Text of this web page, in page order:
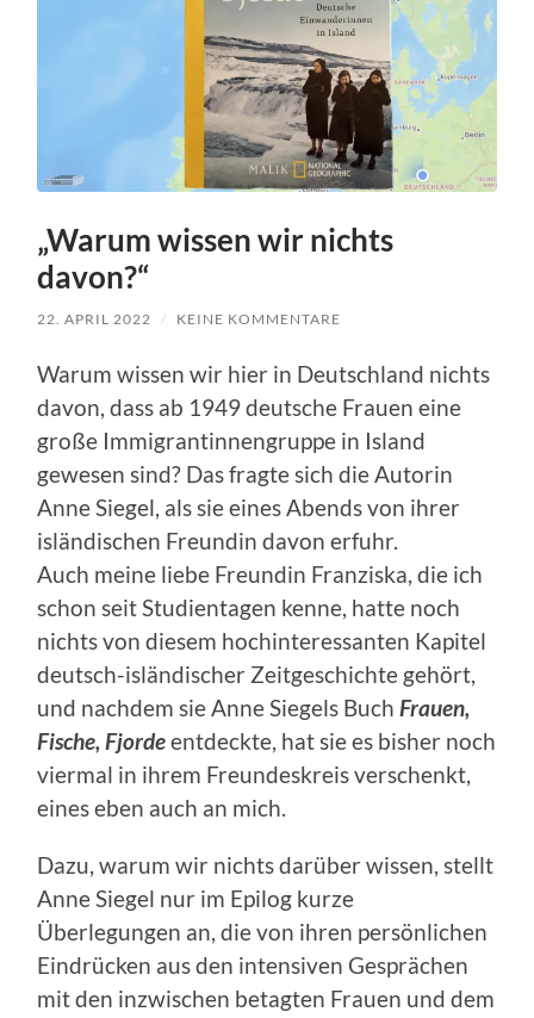
„Warum wissen wir nichts
davon?“
22. APRIL 2022 / KEINE KOMMENTARE
Warum wissen wir hier in Deutschland nichts
davon, dass ab 1949 deutsche Frauen eine
große Immigrantinnengruppe in Island
gewesen sind? Das fragte sich die Autorin
Anne Siegel, als sie eines Abends von ihrer
isländischen Freundin davon erfuhr.
Auch meine liebe Freundin Franziska, die ich
schon seit Studientagen kenne, hatte noch
nichts von diesem hochinteressanten Kapitel
deutsch-isländischer Zeitgeschichte gehört,
und nachdem sie Anne Siegels BuchFrauen,
Fische, Fjordeentdeckte, hat sie es bisher noch
viermal in ihrem Freundeskreis verschenkt,
eines eben auch an mich.
Dazu, warum wir nichts darüber wissen, stellt
Anne Siegel nur im Epilog kurze
Überlegungen an, die von ihren persönlichen
Eindrücken aus den intensiven Gesprächen
mit den inzwischen betagten Frauen und dem